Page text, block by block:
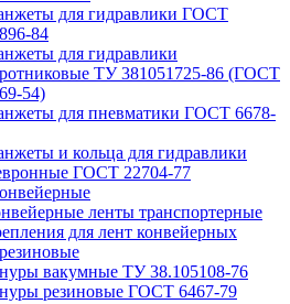
для гидравлики ГОСТ
84
для гидравлики
ТУ 381051725-86 (ГОСТ
54)
для пневматики ГОСТ 6678-
и кольца для гидравлики
ГОСТ 22704-77
ленты транспортерные
для лент конвейерных
вакумные ТУ 38.105108-76
резиновые ГОСТ 6467-79